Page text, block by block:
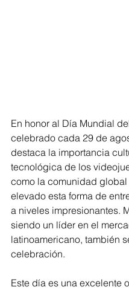
En honor al Día Mundial
celebrado cada 29 de
destaca la importancia
tecnológica de los
como la comunidad
elevado esta forma de
a niveles impresionantes.
siendo un líder en el
latinoamericano, también
celebración.
Este día es una excelente